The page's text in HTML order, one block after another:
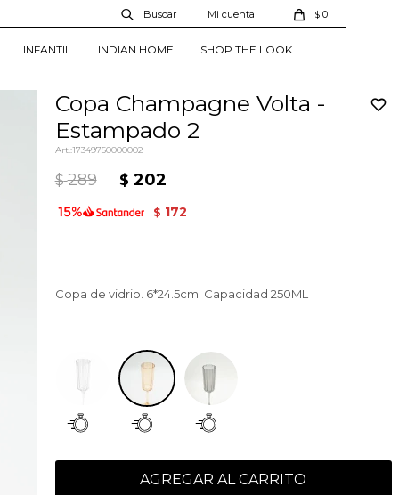
INFANTIL INDIAN HOME SHOP THE LOOK
$ 0
Copa Champagne Volta -
Estampado 2
17349750000002
$ 289 $ 202
$ 172
Copa de vidrio. 6*24.5cm. Capacidad 250ML
AGREGAR AL CARRITO